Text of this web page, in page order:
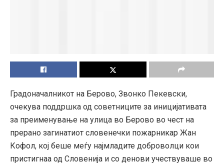
Градоначалникот на Берово, Звонко Пекевски,
очекува поддршка од советниците за иницијативата
за преименување на улица во Берово во чест на
прерано загинатиот словенечки пожарникар Жан
Кофол, кој беше меѓу најмладите доброволци кои
пристигнаа од Словенија и со денови учествуваше во